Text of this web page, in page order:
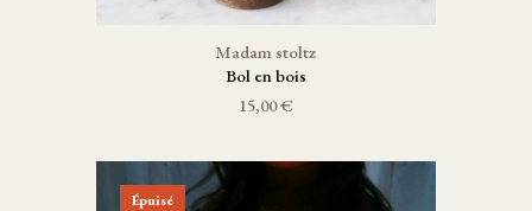
Madam stoltz
Bol en bois
15,00 €
Épuisé